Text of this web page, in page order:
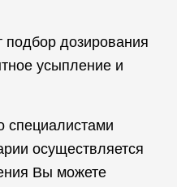
подбор дозирования
усыпление и
специалистами
осуществляется
Вы можете